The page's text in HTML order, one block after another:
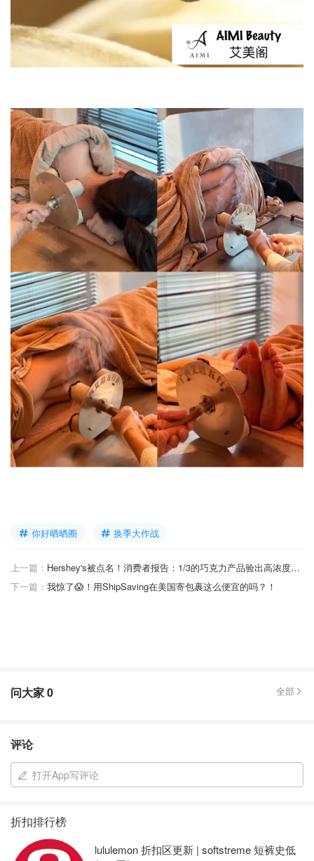
你好晒晒圈 换季大作战
上一篇：
Hershey's被点名！消费者报告：1/3的巧克力产品验出高浓度有毒重金属！
下一篇： 我惊了😱！用ShipSaving在美国寄包裹这么便宜的吗？！
问大家0 全部
评论
打开App写评论
折扣排行榜
lululemon 折扣区更新 | softstreme 短裤史低